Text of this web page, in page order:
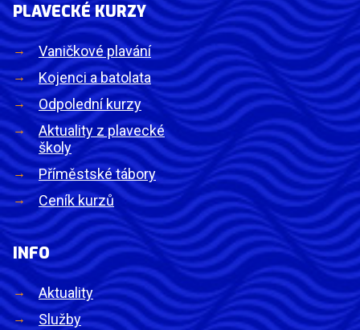
PLAVECKÉ KURZY
Vaničkové plavání
Kojenci a batolata
Odpolední kurzy
Aktuality z plavecké
školy
Příměstské tábory
Ceník kurzů
INFO
Aktuality
Služby